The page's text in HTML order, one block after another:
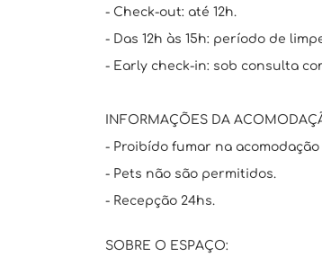
- Check-out: até 12h.
- Das 12h às 15h: período de
- Early check-in: sob consulta
INFORMAÇÕES DA
- Proibído fumar na
- Pets não são permitidos.
- Recepção 24hs.
SOBRE O ESPAÇO: